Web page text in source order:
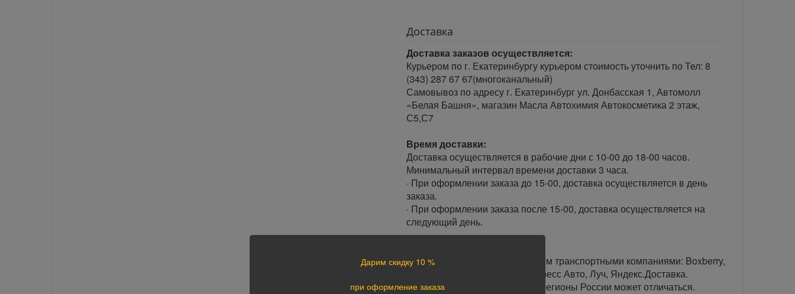
Доставка
Доставка заказов осуществляется:
Курьером по г. Екатеринбургу курьером стоимость уточнить по Тел: 8
(343) 287 67 67(многоканальный)
Самовывоз по адресу г. Екатеринбург ул. Донбасская 1, Автомолл
«Белая Башня», магазин Масла Автохимия Автокосметика 2 этаж,
С5,С7
Время доставки:
Доставка осуществляется в рабочие дни с 10-00 до 18-00 часов.
Минимальный интервал времени доставки 3 часа.
· При оформлении заказа до 15-00, доставка осуществляется в день
заказа.
· При оформлении заказа после 15-00, доставка осуществляется на
следующий день.
В любой уголок России доставим транспортными компаниями: Boxberry,
Почта России, ПЭК, GTD, Экспресс Авто, Луч, Яндекс.Доставка.
Стоимость доставки в разные регионы России может отличаться.
Дарим скидку 10 %
при оформление заказа